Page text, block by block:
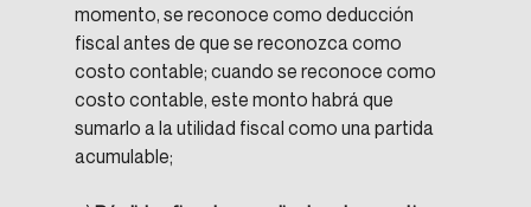
momento, se reconoce como deducción
fiscal antes de que se reconozca como
costo contable; cuando se reconoce como
costo contable, este monto habrá que
sumarlo a la utilidad fiscal como una partida
acumulable;